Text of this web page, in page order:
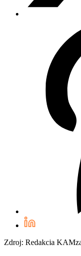
Zdroj: Redakcia